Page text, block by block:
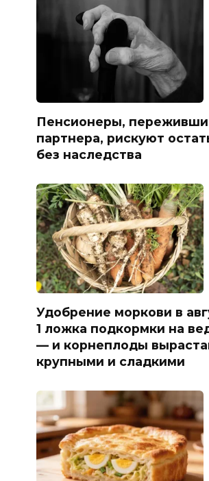
Пенсионеры,
партнера, рискуют
без наследства
Удобрение моркови в
1 ложка подкормки на
— и корнеплоды
крупными и сладкими